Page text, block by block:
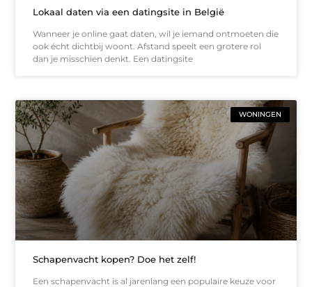
Lokaal daten via een datingsite in België
Wanneer je online gaat daten, wil je iemand ontmoeten die
ook écht dichtbij woont. Afstand speelt een grotere rol
dan je misschien denkt. Een datingsite
WONINGEN
Schapenvacht kopen? Doe het zelf!
Een schapenvacht is al jarenlang een populaire keuze voor